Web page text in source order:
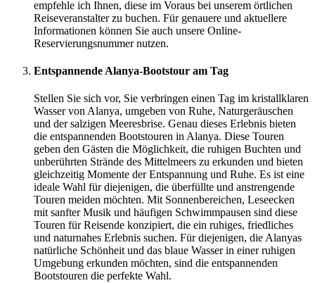
empfehle ich Ihnen, diese im Voraus bei unserem örtlichen
Reiseveranstalter zu buchen. Für genauere und aktuellere
Informationen können Sie auch unsere Online-
Reservierungsnummer nutzen.
Entspannende Alanya-Bootstour am Tag
Stellen Sie sich vor, Sie verbringen einen Tag im kristallklaren
Wasser von Alanya, umgeben von Ruhe, Naturgeräuschen
und der salzigen Meeresbrise. Genau dieses Erlebnis bieten
die entspannenden Bootstouren in Alanya. Diese Touren
geben den Gästen die Möglichkeit, die ruhigen Buchten und
unberührten Strände des Mittelmeers zu erkunden und bieten
gleichzeitig Momente der Entspannung und Ruhe. Es ist eine
ideale Wahl für diejenigen, die überfüllte und anstrengende
Touren meiden möchten. Mit Sonnenbereichen, Leseecken
mit sanfter Musik und häufigen Schwimmpausen sind diese
Touren für Reisende konzipiert, die ein ruhiges, friedliches
und naturnahes Erlebnis suchen. Für diejenigen, die Alanyas
natürliche Schönheit und das blaue Wasser in einer ruhigen
Umgebung erkunden möchten, sind die entspannenden
Bootstouren die perfekte Wahl.